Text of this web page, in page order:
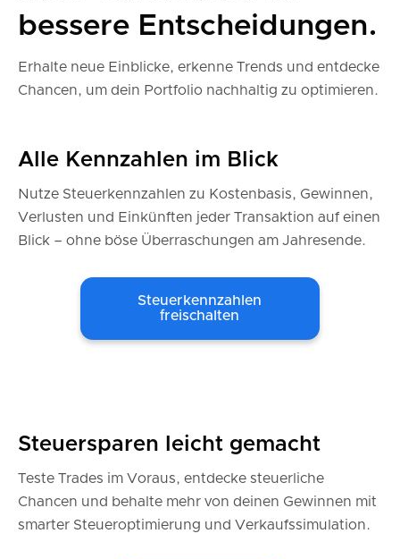
bessere Entscheidungen.
Erhalte neue Einblicke, erkenne Trends und entdecke
Chancen, um dein Portfolio nachhaltig zu optimieren.
Alle Kennzahlen im Blick
Nutze Steuerkennzahlen zu Kostenbasis, Gewinnen,
Verlusten und Einkünften jeder Transaktion auf einen
Blick – ohne böse Überraschungen am Jahresende.
Steuerkennzahlen
freischalten
Steuersparen leicht gemacht
Teste Trades im Voraus, entdecke steuerliche
Chancen und behalte mehr von deinen Gewinnen mit
smarter Steueroptimierung und Verkaufssimulation.